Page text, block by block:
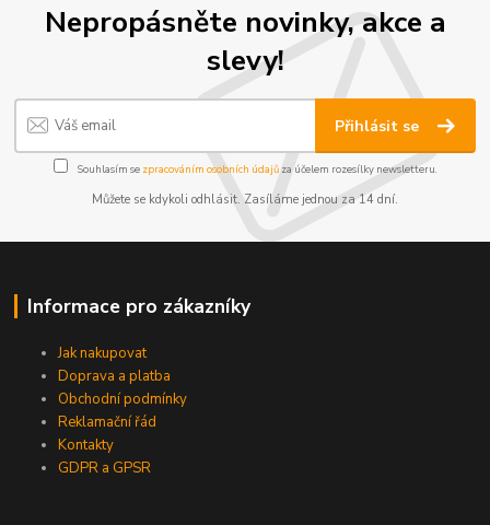
Nepropásněte novinky, akce a
slevy!
Přihlásit se
Souhlasím se zpracováním osobních údajůza účelem rozesílky newsletteru.
Můžete se kdykoli odhlásit. Zasíláme jednou za 14 dní.
Informace pro zákazníky
Jak nakupovat
Doprava a platba
Obchodní podmínky
Reklamační řád
Kontakty
GDPR a GPSR